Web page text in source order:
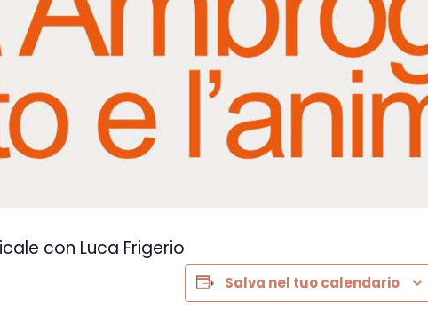
con Luca Frigerio
Salva nel tuo calendario